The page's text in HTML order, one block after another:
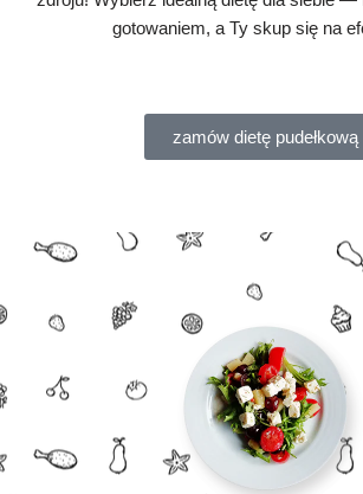
gotowaniem, a Ty skup się na
zamów dietę pudełkową